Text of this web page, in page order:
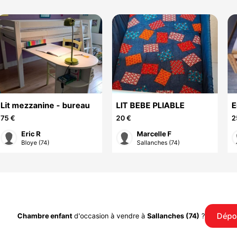
Lit mezzanine - bureau
75 €
Eric R
Bloye (74)
LIT BEBE PLIABLE
20 €
Marcelle F
Sallanches (74)
Chambre enfantd'occasion à vendre à Sallanches (74) ?